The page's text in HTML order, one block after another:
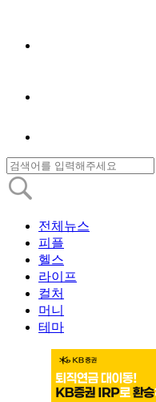
전체뉴스
피플
헬스
라이프
컬처
머니
테마